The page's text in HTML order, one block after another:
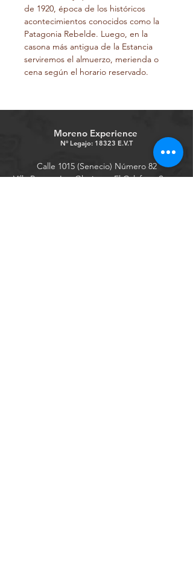
de 1920, época de los históricos
acontecimientos conocidos como la
Patagonia Rebelde. Luego, en la
casona más antigua de la Estancia
serviremos el almuerzo, merienda o
cena según el horario reservado.
Moreno Experience
N° Legajo: 18323 E.V.T
Calle 1015 (Senecio) Número 82
Villa Parque Los Glaciares, El Calafate, Santa